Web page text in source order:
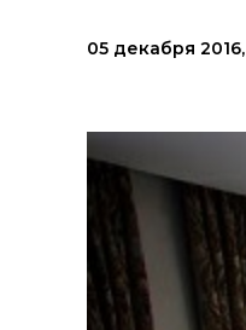
05 декабря 2016,